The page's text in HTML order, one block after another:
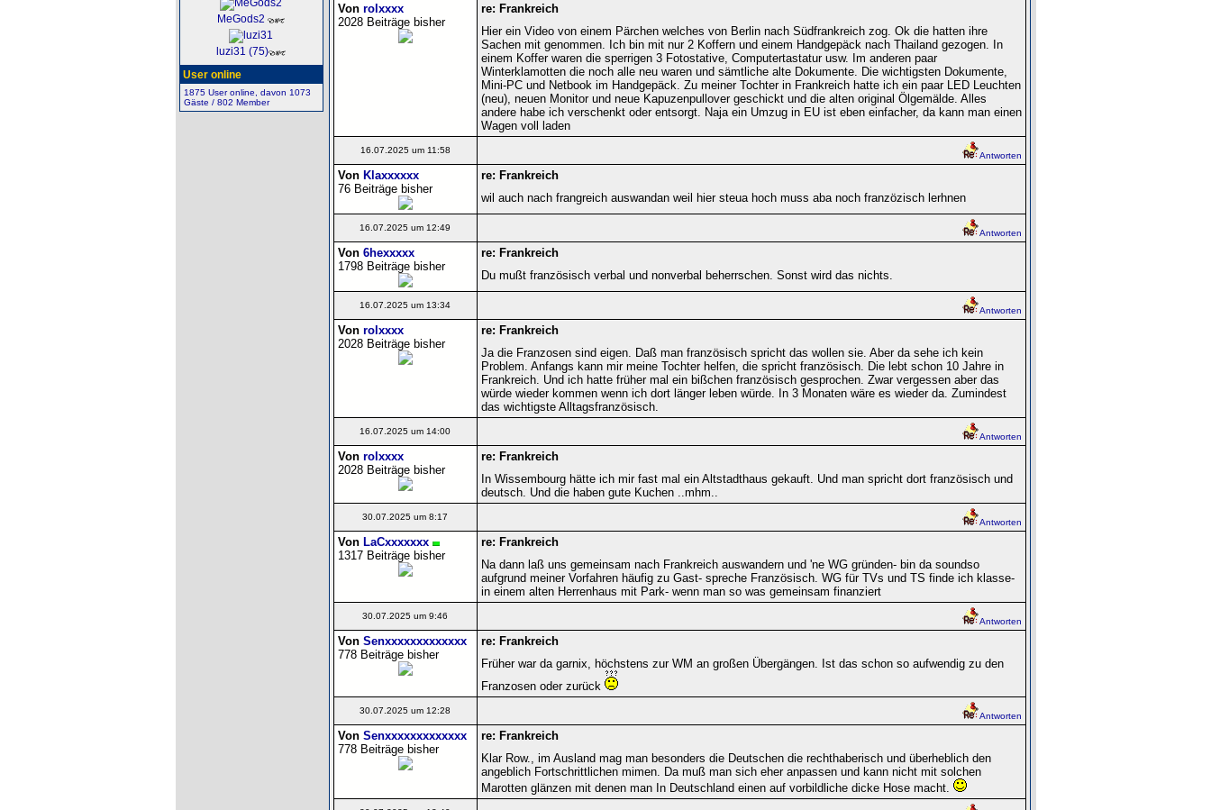
MeGods2
luzi31 (75)
User online
1875 User online, davon 1073
Gäste / 802 Member
Von rolxxxx
2028 Beiträge bisher
re: Frankreich
Hier ein Video von einem Pärchen welches von Berlin nach Südfrankreich zog. Ok die hatten ihre
Sachen mit genommen. Ich bin mit nur 2 Koffern und einem Handgepäck nach Thailand gezogen. In
einem Koffer waren die sperrigen 3 Fotostative, Computertastatur usw. Im anderen paar
Winterklamotten die noch alle neu waren und sämtliche alte Dokumente. Die wichtigsten Dokumente,
Mini-PC und Netbook im Handgepäck. Zu meiner Tochter in Frankreich hatte ich ein paar LED Leuchten
(neu), neuen Monitor und neue Kapuzenpullover geschickt und die alten original Ölgemälde. Alles
andere habe ich verschenkt oder entsorgt. Naja ein Umzug in EU ist eben einfacher, da kann man einen
Wagen voll laden
16.07.2025 um 11:58
Antworten
Von Klaxxxxxx
76 Beiträge bisher
re: Frankreich
wil auch nach frangreich auswandan weil hier steua hoch muss aba noch franzözisch lerhnen
16.07.2025 um 12:49
Antworten
Von 6hexxxxx
1798 Beiträge bisher
re: Frankreich
Du mußt französisch verbal und nonverbal beherrschen. Sonst wird das nichts.
16.07.2025 um 13:34
Antworten
Von rolxxxx
2028 Beiträge bisher
re: Frankreich
Ja die Franzosen sind eigen. Daß man französisch spricht das wollen sie. Aber da sehe ich kein
Problem. Anfangs kann mir meine Tochter helfen, die spricht französisch. Die lebt schon 10 Jahre in
Frankreich. Und ich hatte früher mal ein bißchen französisch gesprochen. Zwar vergessen aber das
würde wieder kommen wenn ich dort länger leben würde. In 3 Monaten wäre es wieder da. Zumindest
das wichtigste Alltagsfranzösisch.
16.07.2025 um 14:00
Antworten
Von rolxxxx
2028 Beiträge bisher
re: Frankreich
In Wissembourg hätte ich mir fast mal ein Altstadthaus gekauft. Und man spricht dort französisch und
deutsch. Und die haben gute Kuchen ..mhm..
30.07.2025 um 8:17
Antworten
Von LaCxxxxxxx
1317 Beiträge bisher
re: Frankreich
Na dann laß uns gemeinsam nach Frankreich auswandern und 'ne WG gründen- bin da soundso
aufgrund meiner Vorfahren häufig zu Gast- spreche Französisch. WG für TVs und TS finde ich klasse-
in einem alten Herrenhaus mit Park- wenn man so was gemeinsam finanziert
30.07.2025 um 9:46
Antworten
Von Senxxxxxxxxxxxxx
778 Beiträge bisher
re: Frankreich
Früher war da garnix, höchstens zur WM an großen Übergängen. Ist das schon so aufwendig zu den
Franzosen oder zurück
30.07.2025 um 12:28
Antworten
Von Senxxxxxxxxxxxxx
778 Beiträge bisher
re: Frankreich
Klar Row., im Ausland mag man besonders die Deutschen die rechthaberisch und überheblich den
angeblich Fortschrittlichen mimen. Da muß man sich eher anpassen und kann nicht mit solchen
Marotten glänzen mit denen man In Deutschland einen auf vorbildliche dicke Hose macht.